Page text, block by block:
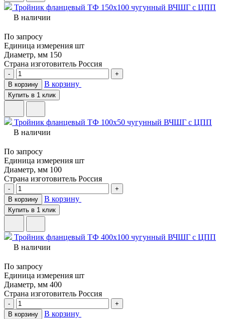
Тройник фланцевый ТФ 150х100 чугунный ВЧШГ с ЦПП
В наличии
По запросу
Единица измерения шт
Диаметр, мм 150
Страна изготовитель Россия
-
+
В корзину
В корзину
Купить в 1 клик
Тройник фланцевый ТФ 100х50 чугунный ВЧШГ с ЦПП
В наличии
По запросу
Единица измерения шт
Диаметр, мм 100
Страна изготовитель Россия
-
+
В корзину
В корзину
Купить в 1 клик
Тройник фланцевый ТФ 400х100 чугунный ВЧШГ с ЦПП
В наличии
По запросу
Единица измерения шт
Диаметр, мм 400
Страна изготовитель Россия
-
+
В корзину
В корзину